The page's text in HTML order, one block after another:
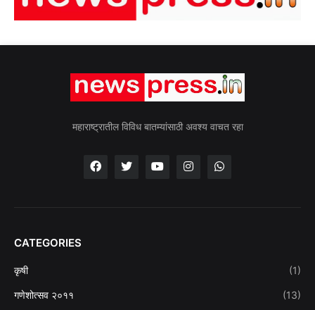
महाराष्ट्रातील विविध बातम्यांसाठी अवश्य वाचत रहा
CATEGORIES
कृषी (1)
गणेशोत्सव २०११ (13)